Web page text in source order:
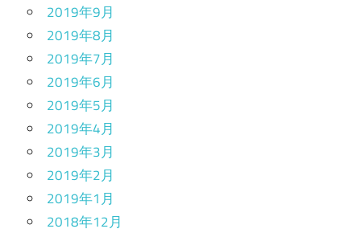
2019年9月
2019年8月
2019年7月
2019年6月
2019年5月
2019年4月
2019年3月
2019年2月
2019年1月
2018年12月